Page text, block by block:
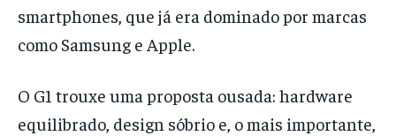
smartphones, que já era dominado por marcas
como Samsung e Apple.
O G1 trouxe uma proposta ousada: hardware
equilibrado, design sóbrio e, o mais importante,